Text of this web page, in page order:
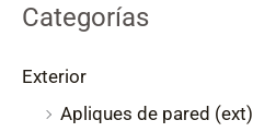
Categorías
Exterior
Apliques de pared (ext)